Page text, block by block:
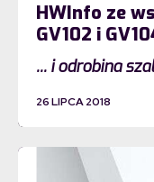
HWInfo ze
GV102 i
... i odrobina
26 LIPCA 2018